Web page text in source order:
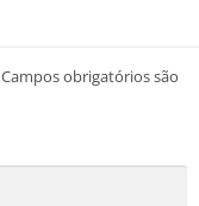
Campos obrigatórios são